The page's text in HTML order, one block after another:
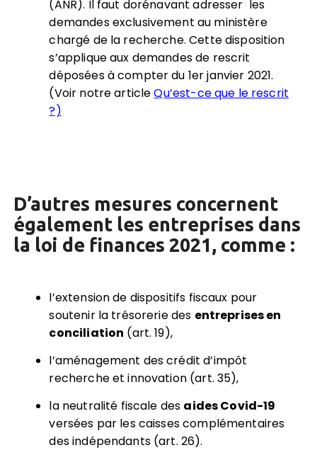
(ANR). Il faut dorénavant adresser les
demandes exclusivement au ministère
chargé de la recherche. Cette disposition
s’applique aux demandes de rescrit
déposées à compter du 1er janvier 2021.
(Voir notre articleQu’est-ce que le rescrit
?)
D’autres mesures concernent
également les entreprises dans
la loi de finances 2021, comme :
l’extension de dispositifs fiscaux pour
soutenir la trésorerie des entreprises en
conciliation (art. 19),
l’aménagement des crédit d’impôt
recherche et innovation (art. 35),
la neutralité fiscale des aides Covid-19
versées par les caisses complémentaires
des indépendants (art. 26).